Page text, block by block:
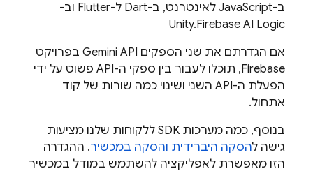
ב-JavaScript לאינטרנט, ב-Dart ל-Flutter וב-
Unity.Firebase AI Logic
אם הגדרתם את שני הספקים Gemini API בפרויקט
Firebase, תוכלו לעבור בין ספקי ה-API פשוט על ידי
הפעלת ה-API השני ושינוי כמה שורות של קוד
אתחול.
בנוסף, כמה מערכות SDK ללקוחות שלנו מציעות
גישה להסקה היברידית והסקה במכשיר. ההגדרה
הזו מאפשרת לאפליקציה להשתמש במודל במכשיר